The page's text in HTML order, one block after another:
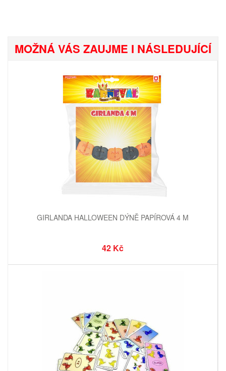
MOŽNÁ VÁS ZAUJME I NÁSLEDUJÍCÍ
GIRLANDA HALLOWEEN DÝNĚ PAPÍROVÁ 4 M
42 Kč